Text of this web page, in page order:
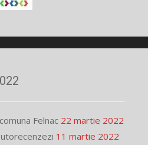
Felnac 22 martie 2022
11 martie 2022